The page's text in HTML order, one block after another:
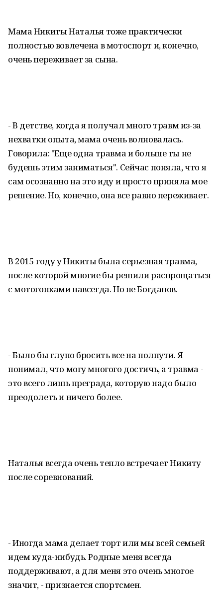
Мама Никиты Наталья тоже практически
полностью вовлечена в мотоспорт и, конечно,
очень переживает за сына.
- В детстве, когда я получал много травм из-за
нехватки опыта, мама очень волновалась.
Говорила: "Еще одна травма и больше ты не
будешь этим заниматься". Сейчас поняла, что я
сам осознанно на это иду и просто приняла мое
решение. Но, конечно, она все равно переживает.
В 2015 году у Никиты была серьезная травма,
после которой многие бы решили распрощаться
с мотогонками навсегда. Но не Богданов.
- Было бы глупо бросить все на полпути. Я
понимал, что могу многого достичь, а травма -
это всего лишь преграда, которую надо было
преодолеть и ничего более.
Наталья всегда очень тепло встречает Никиту
после соревнований.
- Иногда мама делает торт или мы всей семьей
идем куда-нибудь. Родные меня всегда
поддерживают, а для меня это очень многое
значит, - признается спортсмен.